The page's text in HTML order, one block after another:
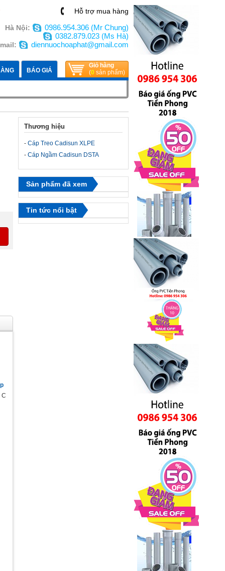
Hỗ trợ mua hàng
Hà Nội:
0986.954.306 (Mr Chung)
0382.879.023 (Ms Hà)
diennuochoaphat@gmail.com
BÁO GIÁ
Giỏ hàng
(0 sản phẩm)
C
Thương hiệu
- Cáp Treo Cadisun XLPE
- Cáp Ngầm Cadisun DSTA
Sản phẩm đã xem
Tin tức nổi bật